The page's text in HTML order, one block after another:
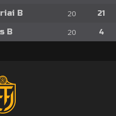
B 20 21
B 20 4